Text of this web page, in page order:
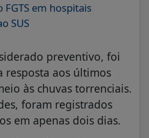
em hospitais
SUS
preventivo, foi
resposta aos últimos
às chuvas torrenciais.
foram registrados
em apenas dois dias.